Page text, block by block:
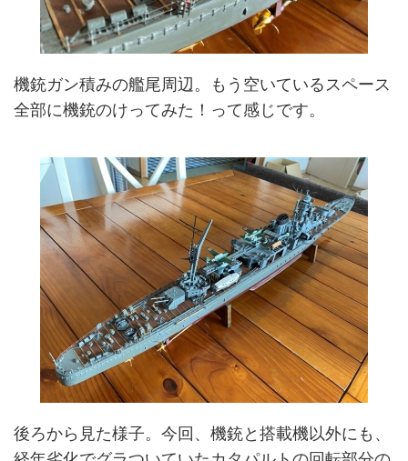
機銃ガン積みの艦尾周辺。もう空いているスペース
全部に機銃のけってみた！って感じです。
後ろから見た様子。今回、機銃と搭載機以外にも、